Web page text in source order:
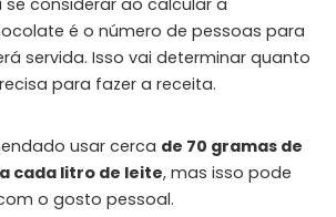
é o número de pessoas para
servida. Isso vai determinar quanto
para fazer a receita.
usar cerca de 70 gramas de
cada litro de leite, mas isso pode
o gosto pessoal.